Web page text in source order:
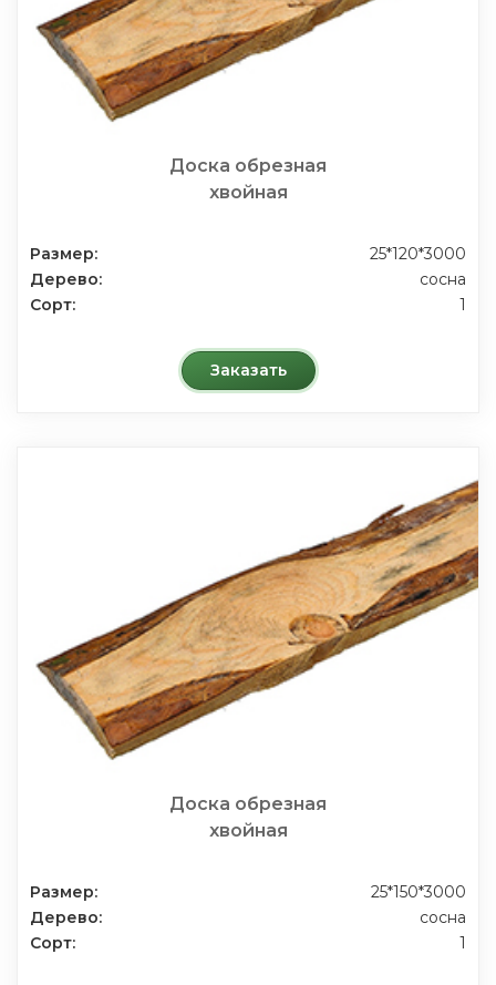
Доска обрезная
хвойная
Размер:
25*120*3000
Дерево:
сосна
Сорт:
1
Заказать
Доска обрезная
хвойная
Размер:
25*150*3000
Дерево:
сосна
Сорт:
1